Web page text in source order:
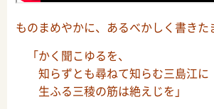
ものまめやかに、あるべかしく書きた
「かく聞こゆるを、
知らずとも尋ねて知らむ三島江に
生ふる三稜の筋は絶えじを」